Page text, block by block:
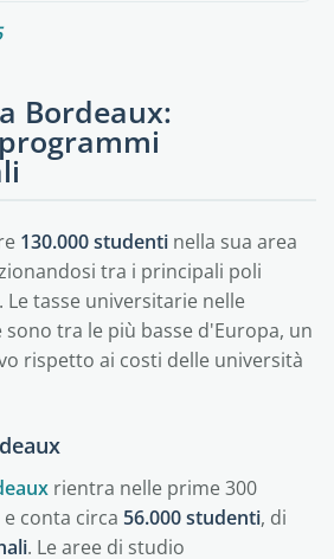
Bordeaux:
130.000 studenti nella sua area
tra i principali poli
tasse universitarie nelle
tra le più basse d'Europa, un
rispetto ai costi delle università
rientra nelle prime 300
conta circa 56.000 studenti, di
. Le aree di studio